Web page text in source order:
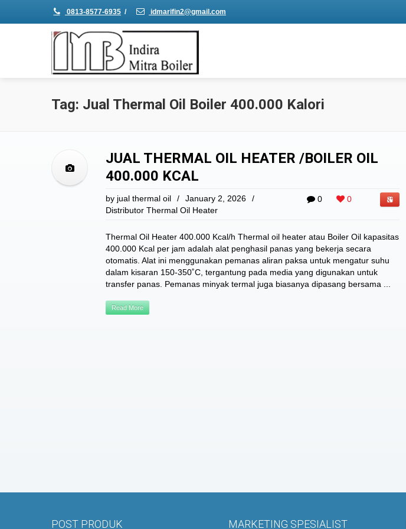
0813-8577-6935 / idmarifin2@gmail.com
Tag: Jual Thermal Oil Boiler 400.000 Kalori
JUAL THERMAL OIL HEATER /BOILER OIL
400.000 KCAL
0 0
by jual thermal oil / January 2, 2026
/
Distributor Thermal Oil Heater
Thermal Oil Heater 400.000 Kcal/h Thermal oil heater atau Boiler Oil kapasitas
400.000 Kcal per jam adalah alat penghasil panas yang bekerja secara
otomatis. Alat ini menggunakan pemanas aliran paksa untuk mengatur suhu
dalam kisaran 150-350˚C, tergantung pada media yang digunakan untuk
transfer panas. Pemanas minyak termal juga biasanya dipasang bersama ...
Read More
POST PRODUK MARKETING SPESIALIST